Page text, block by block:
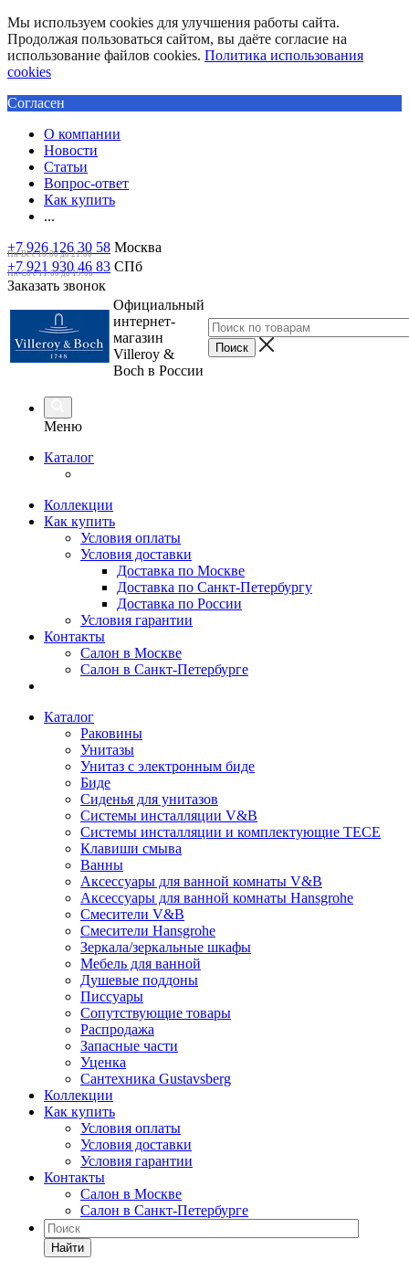
Мы используем cookies для улучшения работы сайта.
Продолжая пользоваться сайтом, вы даёте согласие на
использование файлов cookies. Политика использования
cookies
Согласен
О компании
Новости
Статьи
Вопрос-ответ
Как купить
...
+7 926 126 30 58 Москва
Пн-Вс с 10:00 до 21:00
+7 921 930 46 83 СПб
Пн-Сб c 11:00 до 19:00
Заказать звонок
Официальный
интернет-
магазин
Villeroy &
Boch в России
Меню
Каталог
Коллекции
Как купить
Условия оплаты
Условия доставки
Доставка по Москве
Доставка по Санкт-Петербургу
Доставка по России
Условия гарантии
Контакты
Салон в Москве
Салон в Санкт-Петербурге
Каталог
Раковины
Унитазы
Унитаз с электронным биде
Биде
Сиденья для унитазов
Системы инсталляции V&B
Системы инсталляции и комплектующие TECE
Клавиши смыва
Ванны
Аксессуары для ванной комнаты V&B
Аксессуары для ванной комнаты Hansgrohe
Смесители V&B
Смесители Hansgrohe
Зеркала/зеркальные шкафы
Мебель для ванной
Душевые поддоны
Писсуары
Сопутствующие товары
Распродажа
Запасные части
Уценка
Сантехника Gustavsberg
Коллекции
Как купить
Условия оплаты
Условия доставки
Условия гарантии
Контакты
Салон в Москве
Салон в Санкт-Петербурге
Найти